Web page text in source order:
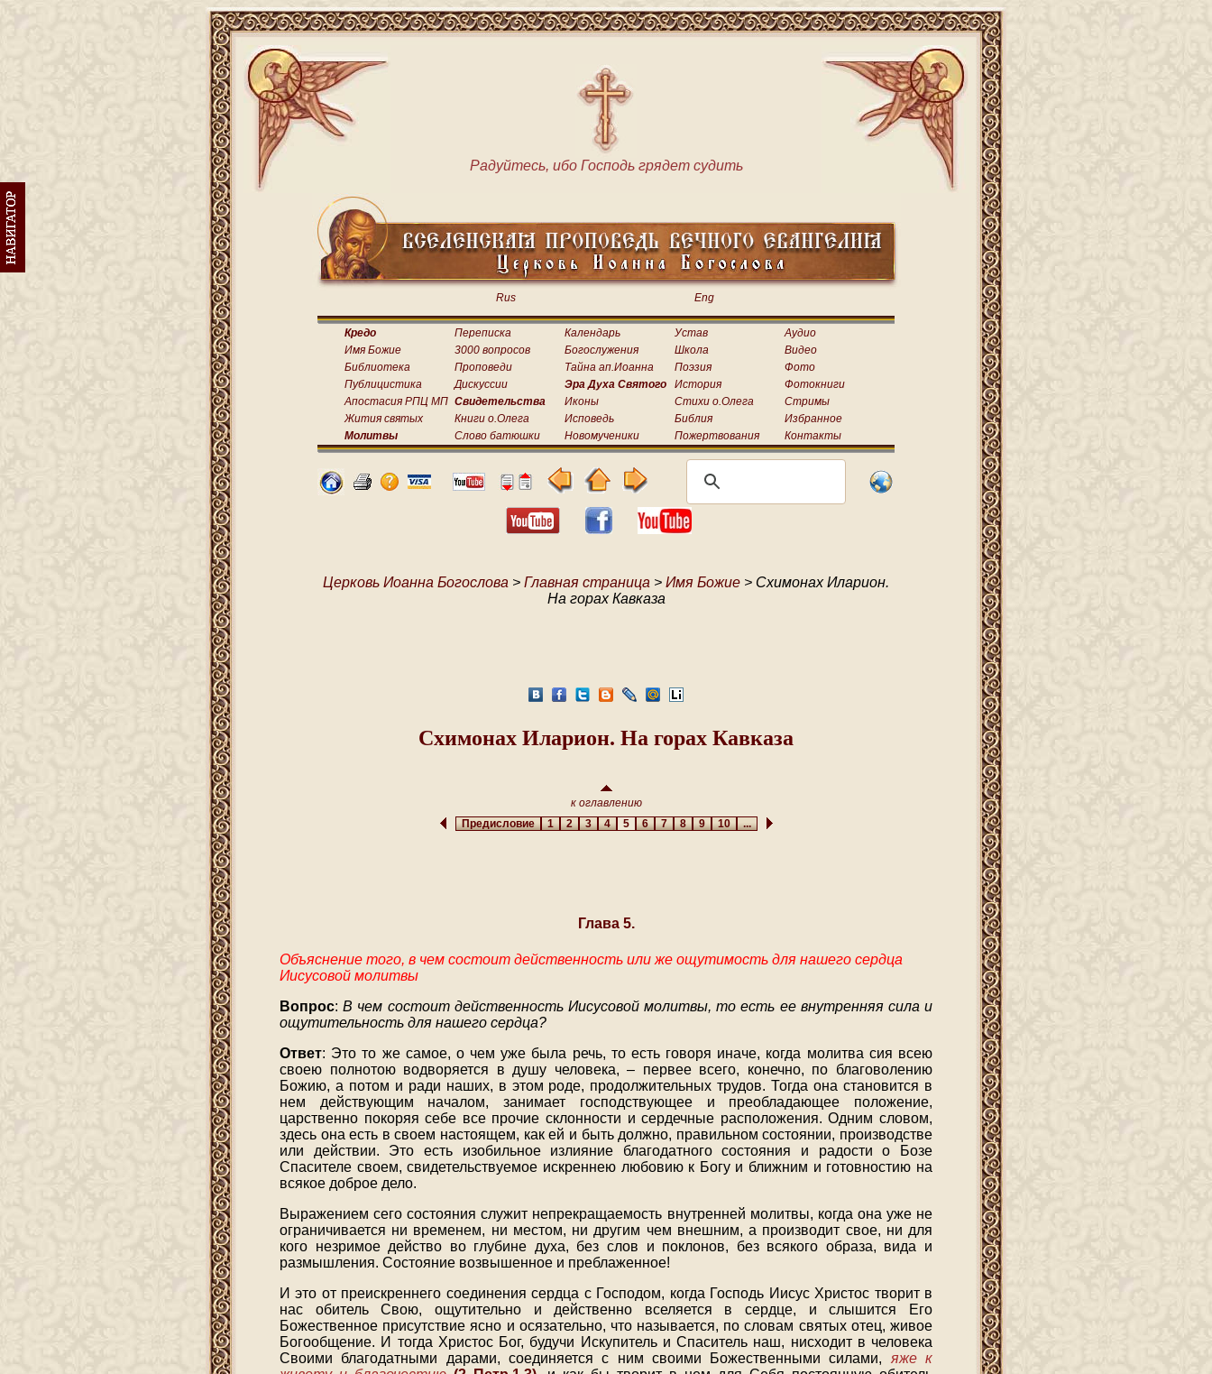
Радуйтесь, ибо Господь грядет судить
Rus Eng
Кредо Переписка Календарь Устав
Аудио
Имя Божие
3000 вопросов Богослужения Школа
Видео
Библиотека
Проповеди Тайна ап.Иоанна Поэзия
Фото
Публицистика
Дискуссии Эра Духа Святого История
Фотокниги
Апостасия РПЦ МП Свидетельства Иконы Стихи о.Олега
Стримы
Жития святых
Книги о.Олега Исповедь Библия
Избранное
Молитвы
Слово батюшки Новомученики Пожертвования Контакты
Церковь Иоанна Богослова > Главная страница > Имя Божие > Схимонах Иларион.
На горах Кавказа
Схимонах Иларион. На горах Кавказа
к оглавлению
Предисловие1234 5 678910...
Глава 5.
Объяснение того, в чем состоит действенность или же ощутимость для нашего сердца
Иисусовой молитвы
Вопрос:В чем состоит действенность Иисусовой молитвы, то есть ее внутренняя сила и
ощутительность для нашего сердца?
Ответ: Это то же самое, о чем уже была речь, то есть говоря иначе, когда молитва сия всею
своею полнотою водворяется в душу человека, – первее всего, конечно, по благоволению
Божию, а потом и ради наших, в этом роде, продолжительных трудов. Тогда она становится в
нем действующим началом, занимает господствующее и преобладающее положение,
царственно покоряя себе все прочие склонности и сердечные расположения. Одним словом,
здесь она есть в своем настоящем, как ей и быть должно, правильном состоянии, производстве
или действии. Это есть изобильное излияние благодатного состояния и радости о Бозе
Спасителе своем, свидетельствуемое искреннею любовию к Богу и ближним и готовностию на
всякое доброе дело.
Выражением сего состояния служит непрекращаемость внутренней молитвы, когда она уже не
ограничивается ни временем, ни местом, ни другим чем внешним, а производит свое, ни для
кого незримое действо во глубине духа, без слов и поклонов, без всякого образа, вида и
размышления. Состояние возвышенное и преблаженное!
И это от преискреннего соединения сердца с Господом, когда Господь Иисус Христос творит в
нас обитель Свою, ощутительно и действенно вселяется в сердце, и слышится Его
Божественное присутствие ясно и осязательно, что называется, по словам святых отец, живое
Богообщение. И тогда Христос Бог, будучи Искупитель и Спаситель наш, нисходит в человека
Своими благодатными дарами, соединяется с ним своими Божественными силами, яже к